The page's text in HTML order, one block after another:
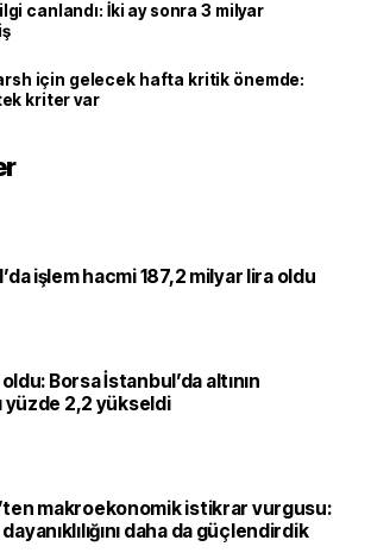
canlandı: İki ay sonra 3 milyar
için gelecek hafta kritik önemde:
kriter var
işlem hacmi 187,2 milyar lira oldu
Borsa İstanbul’da altının
yüzde 2,2 yükseldi
makroekonomik istikrar vurgusu:
daha da güçlendirdik